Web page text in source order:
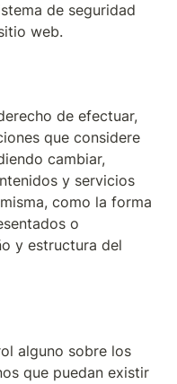
de seguridad
web.
de efectuar,
que considere
cambiar,
y servicios
como la forma
o
y estructura del
alguno sobre los
que puedan existir